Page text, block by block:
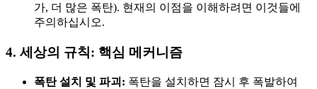
가, 더 많은 폭탄). 현재의 이점을 이해하려면 이것들에
주의하십시오.
4. 세상의 규칙: 핵심 메커니즘
폭탄 설치 및 파괴: 폭탄을 설치하면 잠시 후 폭발하여